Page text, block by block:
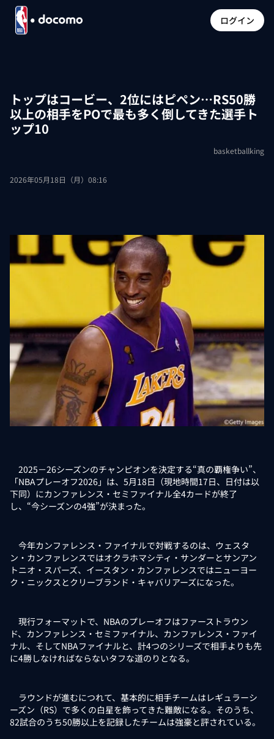
ログイン
トップはコービー、2位にはピペン…RS50勝
以上の相手をPOで最も多く倒してきた選手ト
ップ10
basketballking
2026年05月18日（月）08:16
2025－26シーズンのチャンピオンを決定する“真の覇権争い”、
「NBAプレーオフ2026」は、5月18日（現地時間17日、日付は以
下同）にカンファレンス・セミファイナル全4カードが終了
し、“今シーズンの4強”が決まった。
今年カンファレンス・ファイナルで対戦するのは、ウェスタ
ン・カンファレンスではオクラホマシティ・サンダーとサンアン
トニオ・スパーズ、イースタン・カンファレンスではニューヨー
ク・ニックスとクリーブランド・キャバリアーズになった。
現行フォーマットで、NBAのプレーオフはファーストラウン
ド、カンファレンス・セミファイナル、カンファレンス・ファイ
ナル、そしてNBAファイナルと、計4つのシリーズで相手よりも先
に4勝しなければならないタフな道のりとなる。
ラウンドが進むにつれて、基本的に相手チームはレギュラーシ
ーズン（RS）で多くの白星を飾ってきた難敵になる。そのうち、
82試合のうち50勝以上を記録したチームは強豪と評されている。